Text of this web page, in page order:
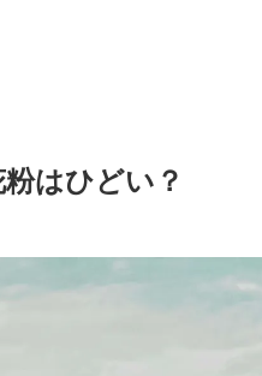
はひどい？